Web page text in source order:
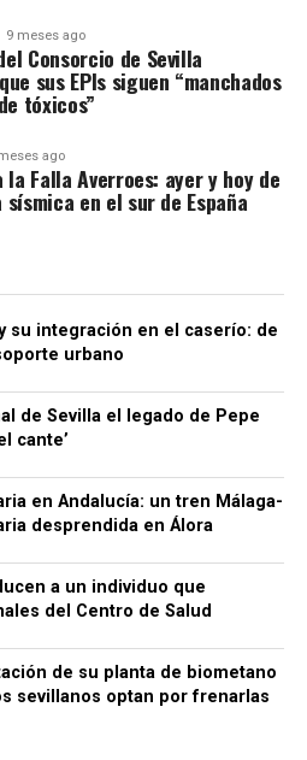
9 meses ago
Consorcio de Sevilla
sus EPIs siguen “manchados
tóxicos”
ago
la Falla Averroes: ayer y hoy de
sísmica en el sur de España
su integración en el caserío: de
urbano
de Sevilla el legado de Pepe
cante’
en Andalucía: un tren Málaga-
desprendida en Álora
a un individuo que
del Centro de Salud
de su planta de biometano
sevillanos optan por frenarlas